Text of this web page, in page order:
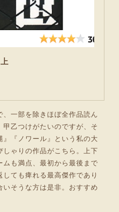
一部を除きほぼ全作品読ん
乙つけがたいのですが、そ
『ノワール』という私の大
ゃりの作品がこちら。上下
も満点、最初から最後まで
ても痺れる最高傑作であり
そうな方は是非。おすすめ